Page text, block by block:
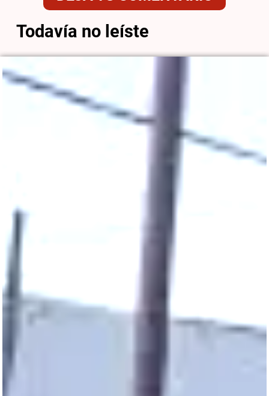
Todavía no leíste